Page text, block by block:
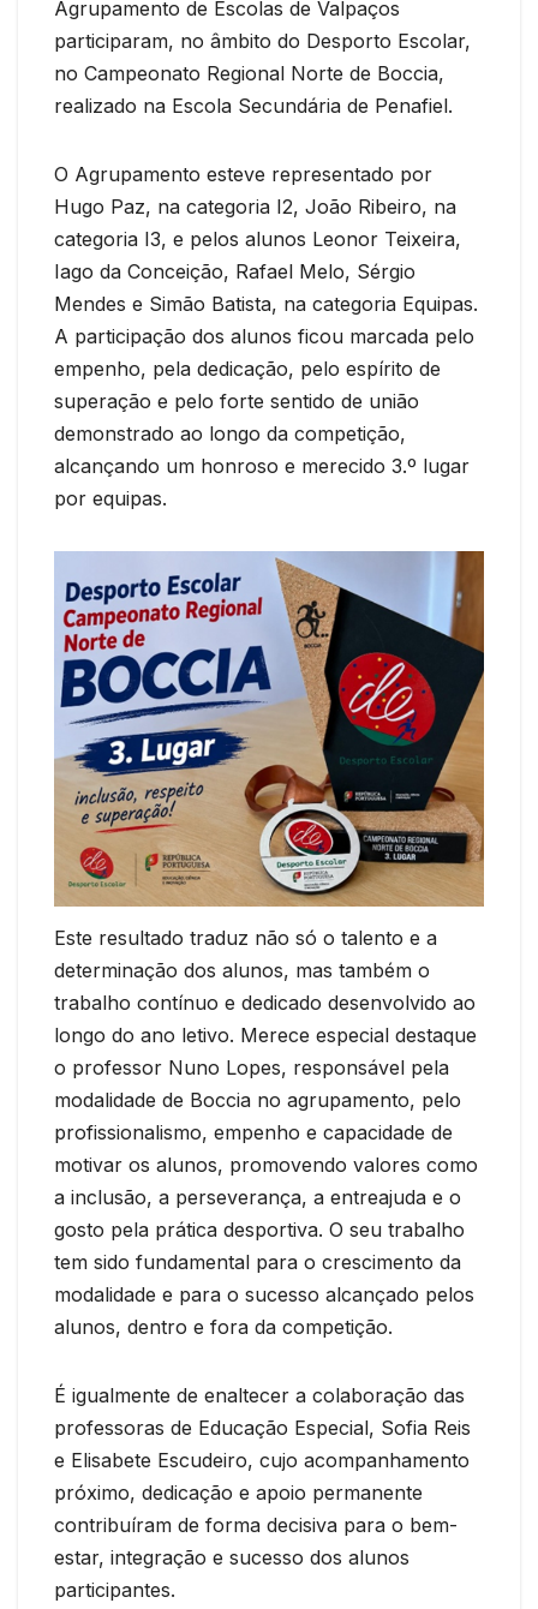
Agrupamento de Escolas de Valpaços
participaram, no âmbito do Desporto Escolar,
no Campeonato Regional Norte de Boccia,
realizado na Escola Secundária de Penafiel.
O Agrupamento esteve representado por
Hugo Paz, na categoria I2, João Ribeiro, na
categoria I3, e pelos alunos Leonor Teixeira,
Iago da Conceição, Rafael Melo, Sérgio
Mendes e Simão Batista, na categoria Equipas.
A participação dos alunos ficou marcada pelo
empenho, pela dedicação, pelo espírito de
superação e pelo forte sentido de união
demonstrado ao longo da competição,
alcançando um honroso e merecido 3.º lugar
por equipas.
Este resultado traduz não só o talento e a
determinação dos alunos, mas também o
trabalho contínuo e dedicado desenvolvido ao
longo do ano letivo. Merece especial destaque
o professor Nuno Lopes, responsável pela
modalidade de Boccia no agrupamento, pelo
profissionalismo, empenho e capacidade de
motivar os alunos, promovendo valores como
a inclusão, a perseverança, a entreajuda e o
gosto pela prática desportiva. O seu trabalho
tem sido fundamental para o crescimento da
modalidade e para o sucesso alcançado pelos
alunos, dentro e fora da competição.
É igualmente de enaltecer a colaboração das
professoras de Educação Especial, Sofia Reis
e Elisabete Escudeiro, cujo acompanhamento
próximo, dedicação e apoio permanente
contribuíram de forma decisiva para o bem-
estar, integração e sucesso dos alunos
participantes.